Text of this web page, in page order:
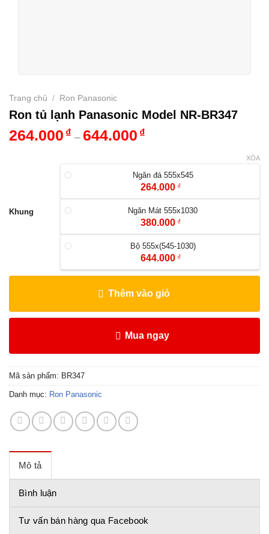
Trang chủ / Ron Panasonic
Ron tủ lạnh Panasonic Model NR-BR347
264.000 ₫ – 644.000 ₫
Khung
Ngăn đá 555x545
264.000 ₫
Ngăn Mát 555x1030
380.000 ₫
Bộ 555x(545-1030)
644.000 ₫
XÓA
Thêm vào giỏ
Mua ngay
Mã sản phẩm: BR347
Danh mục: Ron Panasonic
Mô tả
Bình luận
Tư vấn bán hàng qua Facebook